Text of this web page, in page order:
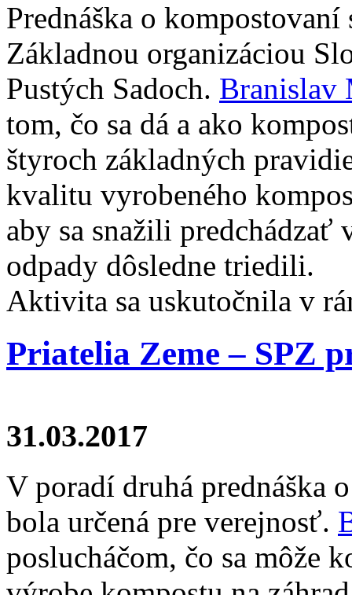
Prednáška o
Základnou organizáciou
Pustých Sadoch. Branislav
tom, čo sa dá a ako
štyroch základných
kvalitu vyrobeného
aby sa snažili
odpady dôsledne triedili.
Aktivita sa uskutočnila v
Priatelia Zeme – SPZ
31.03.2017
V poradí druhá prednáška
bola určená pre verejnosť.
poslucháčom, čo sa môže